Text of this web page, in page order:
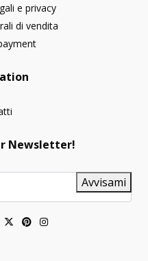
e privacy
di vendita
Newsletter!
Avvisami